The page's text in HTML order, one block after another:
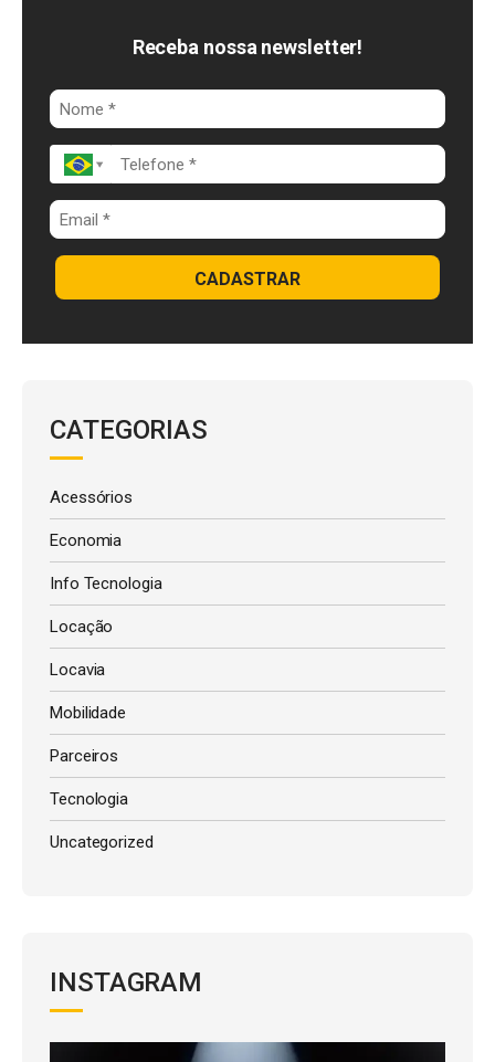
o
o
k
I
n
A
p
p
Receba nossa newsletter!
CADASTRAR
CATEGORIAS
Acessórios
Economia
Info Tecnologia
Locação
Locavia
Mobilidade
Parceiros
Tecnologia
Uncategorized
INSTAGRAM